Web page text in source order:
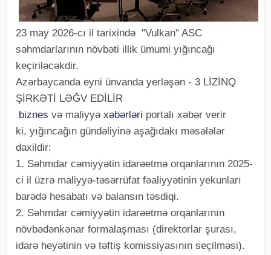
23 may 2026-cı il tarixində "Vulkan" ASC
səhmdarlarının növbəti illik ümumi yığıncağı
keçiriləcəkdir.
Azərbaycanda eyni ünvanda yerləşən - 3 LİZİNQ
ŞİRKƏTİ LƏĞV EDİLİR
biznes və maliyyə xəbərləri portalı xəbər verir
ki, yığıncağın gündəliyinə aşağıdakı məsələlər
daxildir:
1. Səhmdar cəmiyyətin idarəetmə orqanlarının 2025-
ci il üzrə maliyyə-təsərrüfat fəaliyyətinin yekunları
barədə hesabatı və balansın təsdiqi.
2. Səhmdar cəmiyyətin idarəetmə orqanlarının
növbədənkənar formalaşması (direktorlar şurası,
idarə heyətinin və təftiş komissiyasının seçilməsi).